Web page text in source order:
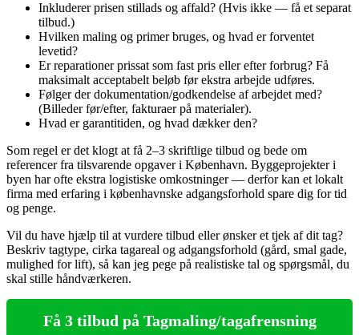
Inkluderer prisen stillads og affald? (Hvis ikke — få et separat
tilbud.)
Hvilken maling og primer bruges, og hvad er forventet
levetid?
Er reparationer prissat som fast pris eller efter forbrug? Få
maksimalt acceptabelt beløb før ekstra arbejde udføres.
Følger der dokumentation/godkendelse af arbejdet med?
(Billeder før/efter, fakturaer på materialer).
Hvad er garantitiden, og hvad dækker den?
Som regel er det klogt at få 2–3 skriftlige tilbud og bede om
referencer fra tilsvarende opgaver i København. Byggeprojekter i
byen har ofte ekstra logistiske omkostninger — derfor kan et lokalt
firma med erfaring i københavnske adgangsforhold spare dig for tid
og penge.
Vil du have hjælp til at vurdere tilbud eller ønsker et tjek af dit tag?
Beskriv tagtype, cirka tagareal og adgangsforhold (gård, smal gade,
mulighed for lift), så kan jeg pege på realistiske tal og spørgsmål, du
skal stille håndværkeren.
Få 3 tilbud på Tagmaling/tagafrensning